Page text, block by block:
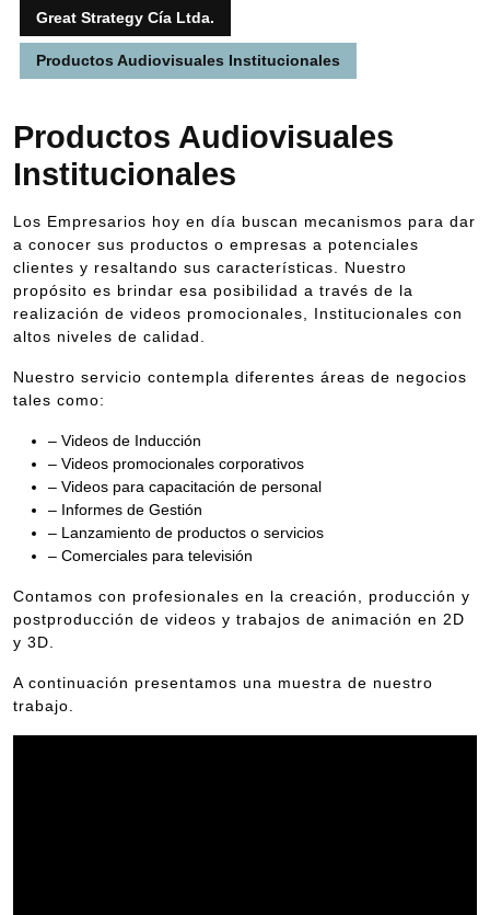
Great Strategy Cía Ltda.
Productos Audiovisuales Institucionales
Productos Audiovisuales
Institucionales
Los Empresarios hoy en día buscan mecanismos para dar
a conocer sus productos o empresas a potenciales
clientes y resaltando sus características. Nuestro
propósito es brindar esa posibilidad a través de la
realización de videos promocionales, Institucionales con
altos niveles de calidad.
Nuestro servicio contempla diferentes áreas de negocios
tales como:
– Videos de Inducción
– Videos promocionales corporativos
– Videos para capacitación de personal
– Informes de Gestión
– Lanzamiento de productos o servicios
– Comerciales para televisión
Contamos con profesionales en la creación, producción y
postproducción de videos y trabajos de animación en 2D
y 3D.
A continuación presentamos una muestra de nuestro
trabajo.